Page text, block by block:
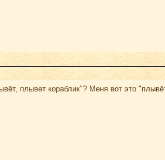
плывет кораблик"? Меня вот это